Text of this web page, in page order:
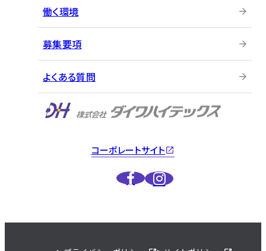
コーポレートサイト
働く環境
募集要項
よくある質問